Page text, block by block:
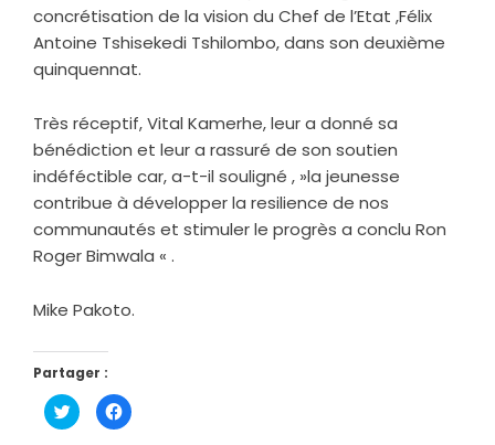
concrétisation de la vision du Chef de l’Etat ,Félix
Antoine Tshisekedi Tshilombo, dans son deuxième
quinquennat.
Très réceptif, Vital Kamerhe, leur a donné sa
bénédiction et leur a rassuré de son soutien
indéféctible car, a-t-il souligné , »la jeunesse
contribue à développer la resilience de nos
communautés et stimuler le progrès a conclu Ron
Roger Bimwala « .
Mike Pakoto.
Partager :
Cliquez
pour
partager
Cliquez
pour